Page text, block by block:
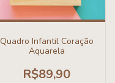
Quadro Infantil Coração
Aquarela
R$89,90